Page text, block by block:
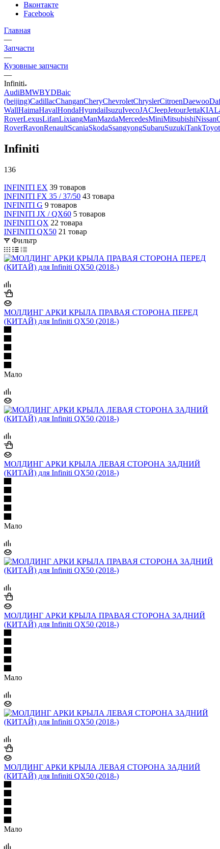
Вконтакте
Facebook
Главная
—
Запчасти
—
Кузовные запчасти
—
Infiniti
AudiBMWBYDBaic
(beijing)CadillacChanganCheryChevroletChryslerCitroenDaewoo
WallHaimaHavalHondaHyundaiIsuzuIvecoJACJeepJetourJettaKIA
RoverLexusLifanLixiangManMazdaMercedesMiniMitsubishiNissan
RoverRavonRenaultScaniaSkodaSsangyongSubaruSuzukiTank
Infiniti
136
INFINITI EX 39 товаров
INFINITI FX 35 / 37/50 43 товара
INFINITI G 9 товаров
INFINITI JX / QX60 5 товаров
INFINITI QX 22 товара
INFINITI QX50 21 товар
Фильтр
МОЛДИНГ АРКИ КРЫЛА ПРАВАЯ СТОРОНА ПЕРЕД
(КИТАЙ) для Infiniti QX50 (2018-)
Мало
МОЛДИНГ АРКИ КРЫЛА ЛЕВАЯ СТОРОНА ЗАДНИЙ
(КИТАЙ) для Infiniti QX50 (2018-)
Мало
МОЛДИНГ АРКИ КРЫЛА ПРАВАЯ СТОРОНА ЗАДНИЙ
(КИТАЙ) для Infiniti QX50 (2018-)
Мало
МОЛДИНГ АРКИ КРЫЛА ЛЕВАЯ СТОРОНА ЗАДНИЙ
(КИТАЙ) для Infiniti QX50 (2018-)
Мало